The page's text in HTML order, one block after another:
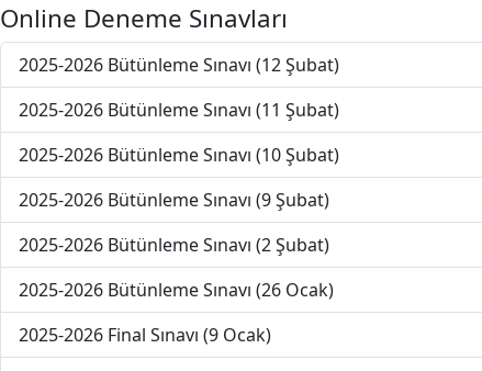
Online Deneme Sınavları
2025-2026 Bütünleme Sınavı (12 Şubat)
2025-2026 Bütünleme Sınavı (11 Şubat)
2025-2026 Bütünleme Sınavı (10 Şubat)
2025-2026 Bütünleme Sınavı (9 Şubat)
2025-2026 Bütünleme Sınavı (2 Şubat)
2025-2026 Bütünleme Sınavı (26 Ocak)
2025-2026 Final Sınavı (9 Ocak)